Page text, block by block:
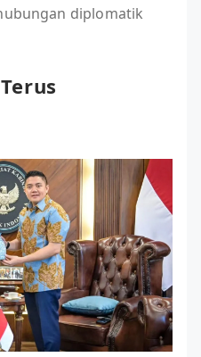
diplomatik